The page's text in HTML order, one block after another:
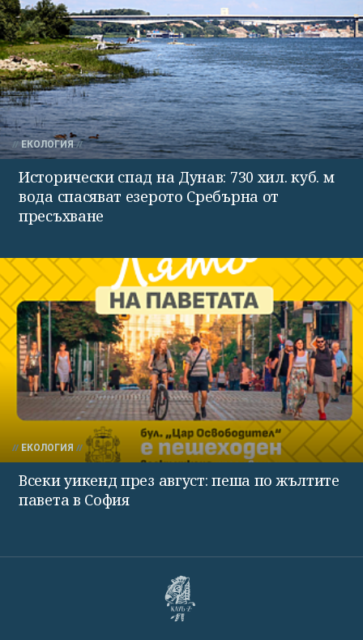
ЕКОЛОГИЯ
Исторически спад на Дунав: 730 хил. куб. м
вода спасяват езерото Сребърна от
пресъхване
ЕКОЛОГИЯ
Всеки уикенд през август: пеша по жълтите
павета в София